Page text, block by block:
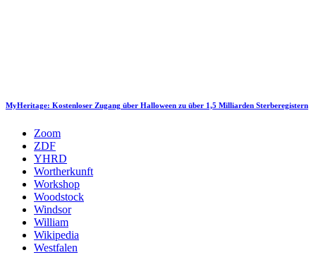
MyHeritage: Kostenloser Zugang über Halloween zu über 1,5 Milliarden Sterberegistern
Zoom
ZDF
YHRD
Wortherkunft
Workshop
Woodstock
Windsor
William
Wikipedia
Westfalen